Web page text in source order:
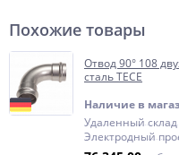
Похожие товары
Отвод 90° 108
сталь TECE
Наличие в
Удаленный склад
Электродный